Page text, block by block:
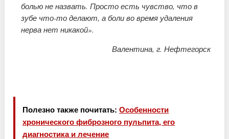
болью не назвать. Просто есть чувство, что в
зубе что-то делают, а боли во время удаления
нерва нет никакой».
Валентина, г. Нефтегорск
Полезно также почитать:Особенности
хронического фиброзного пульпита, его
диагностика и лечение